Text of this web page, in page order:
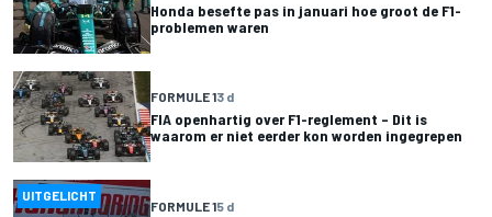
Honda besefte pas in januari hoe groot de F1-
problemen waren
FORMULE 13 d
FIA openhartig over F1-reglement – Dit is
waarom er niet eerder kon worden ingegrepen
UITGELICHT
FORMULE 15 d